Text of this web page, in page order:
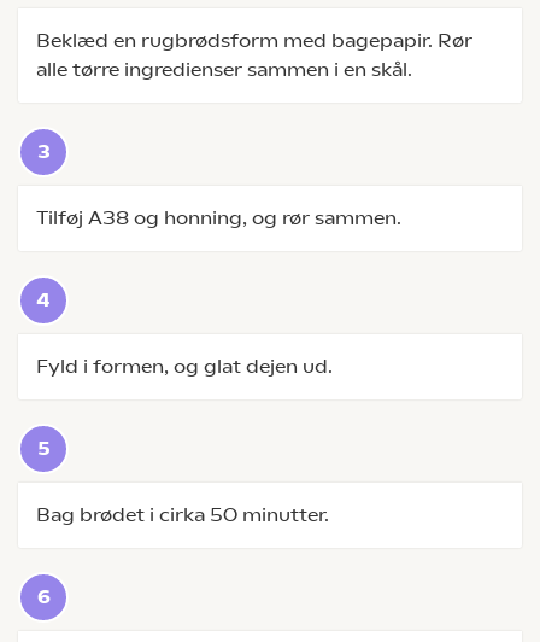
Beklæd en rugbrødsform med bagepapir. Rør
alle tørre ingredienser sammen i en skål.
Tilføj A38 og honning, og rør sammen.
Fyld i formen, og glat dejen ud.
Bag brødet i cirka 50 minutter.